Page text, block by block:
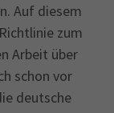
Auf diesem
zum
Arbeit über
schon vor
deutsche